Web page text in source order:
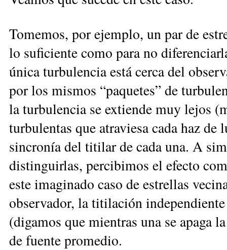
Tomemos, por ejemplo, un par de
lo suficiente como para no
única turbulencia está cerca del
por los mismos “paquetes” de
la turbulencia se extiende muy lejos
turbulentas que atraviesa cada haz
sincronía del titilar de cada una. A
distinguirlas, percibimos el efecto
este imaginado caso de estrellas
observador, la titilación
(digamos que mientras una se apaga
de fuente promedio.